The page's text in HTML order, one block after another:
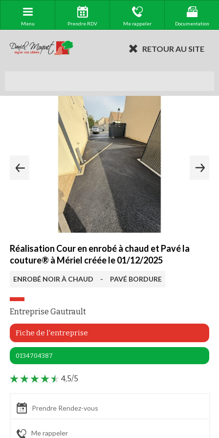
Menu Prendre RDV Me rappeler Documentation
RETOUR AU SITE
Réalisation Cour en enrobé à chaud et Pavé la
couture® à Mériel créée le 01/12/2025
ENROBÉ NOIR À CHAUD - PAVÉ BORDURE
Entreprise Gautrault
Fiche de l'entreprise
0134704387
4,5/5
Prendre Rendez-vous
Me rappeler